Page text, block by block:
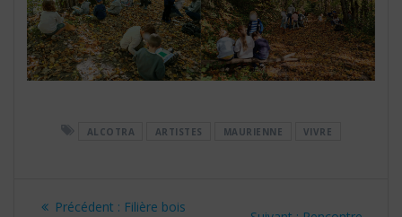
ALCOTRA ARTISTES MAURIENNE VIVRE
Navigation
Précédent : Article
Filière bois